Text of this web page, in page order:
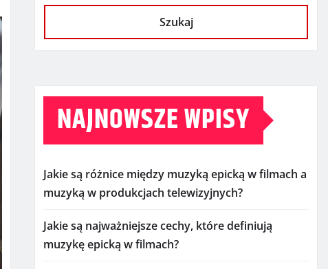
Szukaj
NAJNOWSZE WPISY
Jakie są różnice między muzyką epicką w filmach a
muzyką w produkcjach telewizyjnych?
Jakie są najważniejsze cechy, które definiują
muzykę epicką w filmach?